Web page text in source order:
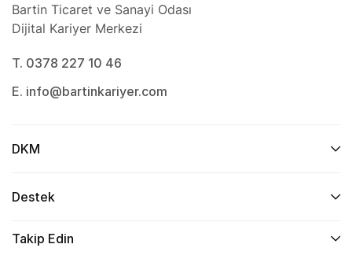
Bartin Ticaret ve Sanayi Odası
Dijital Kariyer Merkezi
T. 0378 227 10 46
E. info@bartinkariyer.com
DKM
Destek
Takip Edin